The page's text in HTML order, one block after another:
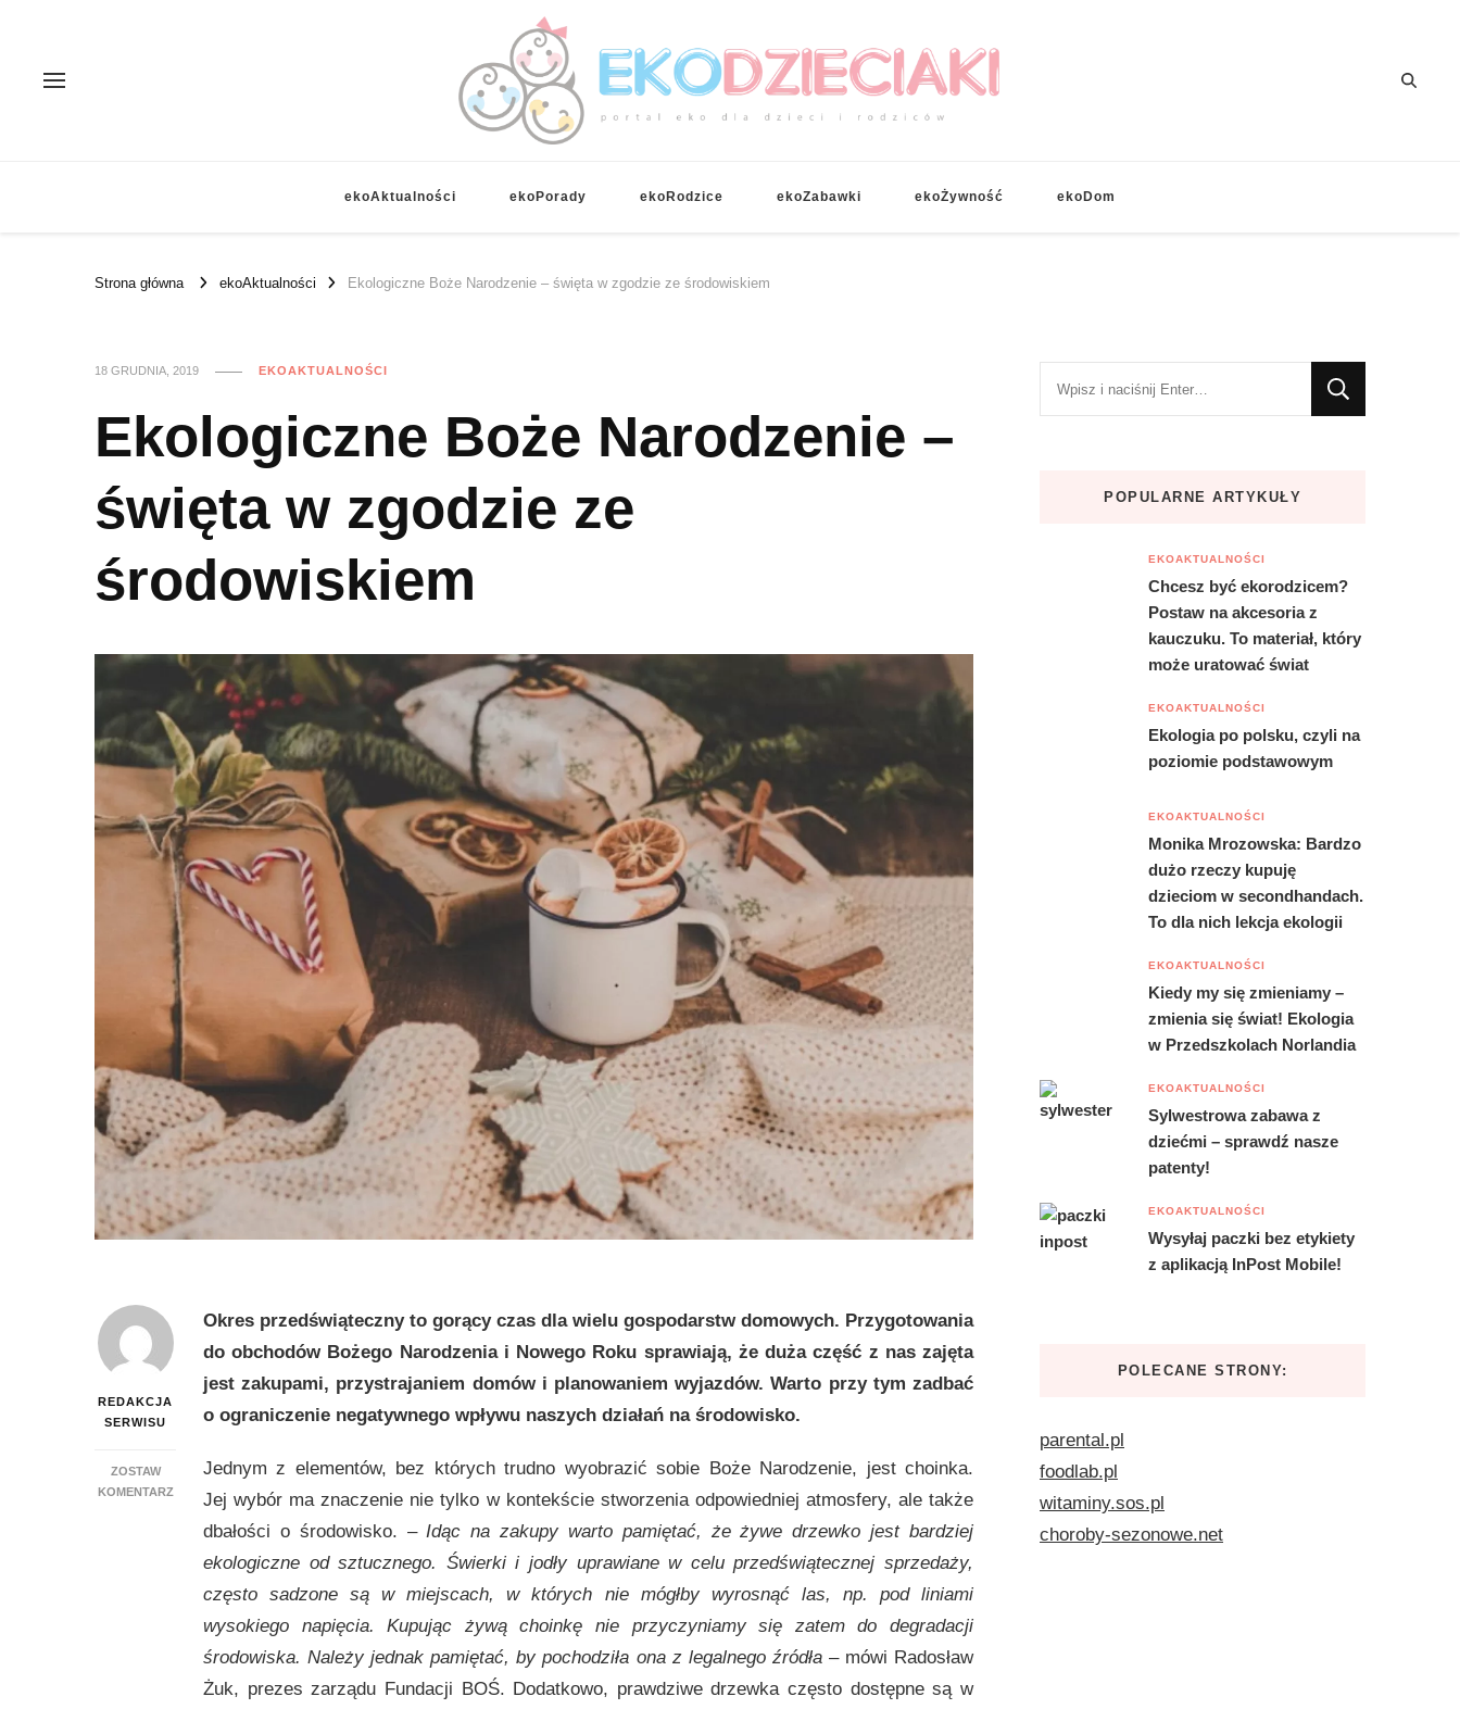
ekoAktualności ekoPorady ekoRodzice ekoZabawki ekoŻywność ekoDom
Strona główna ekoAktualności Ekologiczne Boże Narodzenie – święta w zgodzie ze środowiskiem
18 GRUDNIA, 2019 EKOAKTUALNOŚCI
Ekologiczne Boże Narodzenie –
święta w zgodzie ze
środowiskiem
REDAKCJA
SERWISU
ZOSTAW
KOMENTARZDO
EKOLOGICZNE
BOŻE
ŚWIĘTA
ZGODZIE
ŚRODOWISKIEM
Okres przedświąteczny to gorący czas dla wielu gospodarstw domowych. Przygotowania
do obchodów Bożego Narodzenia i Nowego Roku sprawiają, że duża część z nas zajęta
jest zakupami, przystrajaniem domów i planowaniem wyjazdów. Warto przy tym zadbać
o ograniczenie negatywnego wpływu naszych działań na środowisko.
Jednym z elementów, bez których trudno wyobrazić sobie Boże Narodzenie, jest choinka.
Jej wybór ma znaczenie nie tylko w kontekście stworzenia odpowiedniej atmosfery, ale także
dbałości o środowisko. –Idąc na zakupy warto pamiętać, że żywe drzewko jest bardziej
ekologiczne od sztucznego. Świerki i jodły uprawiane w celu przedświątecznej sprzedaży,
często sadzone są w miejscach, w których nie mógłby wyrosnąć las, np. pod liniami
wysokiego napięcia. Kupując żywą choinkę nie przyczyniamy się zatem do degradacji
środowiska. Należy jednak pamiętać, by pochodziła ona z legalnego źródła– mówi Radosław
Żuk, prezes zarządu Fundacji BOŚ. Dodatkowo, prawdziwe drzewka często dostępne są w
POPULARNE ARTYKUŁY
EKOAKTUALNOŚCI
Chcesz być ekorodzicem?
Postaw na akcesoria z
kauczuku. To materiał, który
może uratować świat
EKOAKTUALNOŚCI
Ekologia po polsku, czyli na
poziomie podstawowym
EKOAKTUALNOŚCI
Monika Mrozowska: Bardzo
dużo rzeczy kupuję
dzieciom w secondhandach.
To dla nich lekcja ekologii
EKOAKTUALNOŚCI
Kiedy my się zmieniamy –
zmienia się świat! Ekologia
w Przedszkolach Norlandia
EKOAKTUALNOŚCI
Sylwestrowa zabawa z
dziećmi – sprawdź nasze
patenty!
EKOAKTUALNOŚCI
Wysyłaj paczki bez etykiety
z aplikacją InPost Mobile!
POLECANE STRONY:
parental.pl
foodlab.pl
witaminy.sos.pl
choroby-sezonowe.net